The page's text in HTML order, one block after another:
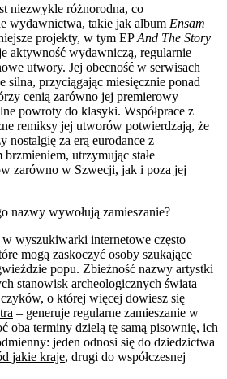
niezwykle różnorodna, co
wydawnictwa, takie jak album Ensam
projekty, w tym EPAnd The Story
aktywność wydawniczą, regularnie
utwory. Jej obecność w serwisach
silna, przyciągając miesięcznie ponad
cenią zarówno jej premierowy
powroty do klasyki. Współprace z
remiksy jej utworów potwierdzają, że
nostalgię za erą eurodance z
utrzymując stałe
zarówno w Szwecji, jak i poza jej
nazwy wywołują zamieszanie?
w wyszukiwarki internetowe często
mogą zaskoczyć osoby szukające
popu. Zbieżność nazwy artystki
stanowisk archeologicznych świata –
o której więcej dowiesz się
– generuje regularne zamieszanie w
oba terminy dzielą tę samą pisownię, ich
jeden odnosi się do dziedzictwa
jakie kraje, drugi do współczesnej